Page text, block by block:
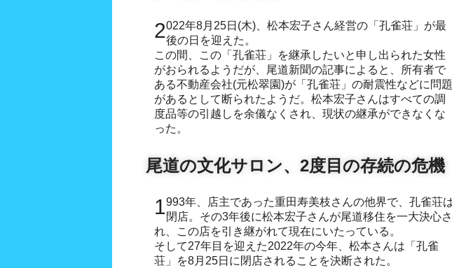
2022年8月25日(木)、松本宏子さん経営の「孔雀荘」が最後の日を迎えた。
この間、この「孔雀荘」を継承したいと申し出られた女性
がおられるようだが、尾道新聞の記事によると、所有者で
ある不動産会社(元松翠園)が「孔雀荘」の耐震性などに問題
があるとして断られたようだ。松本宏子さんはすべての調
度品等の引越しを余儀なくされ、現状の継承ができなくな
った。
尾道の文化サロン、2度目の存続の危機
1993年、店主であった重田寿美枝さんの他界で、孔雀荘は閉店。その3年後に松本宏子さんが尾道移住を一大決心さ
れ、この店を引き継がれて現在にいたっている。
そして27年目を迎えた2022年の今年、松本さんは「孔雀
荘」を8月25日に閉店されることを決断された。